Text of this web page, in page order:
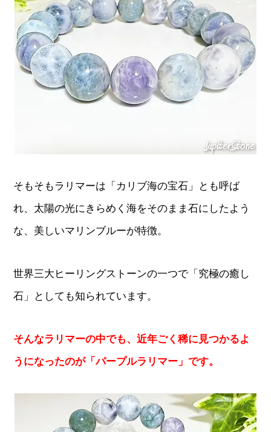
そもそもラリマーは「カリブ海の宝石」とも呼ば
れ、太陽の光にきらめく海をそのまま石にしたよう
な、美しいマリンブルーが特徴。
世界三大ヒーリングストーンの一つで「究極の癒し
石」としても知られています。
そんなラリマーの中でも、近年ごく稀に見つかるよ
うになったのが「パープルラリマー」です。